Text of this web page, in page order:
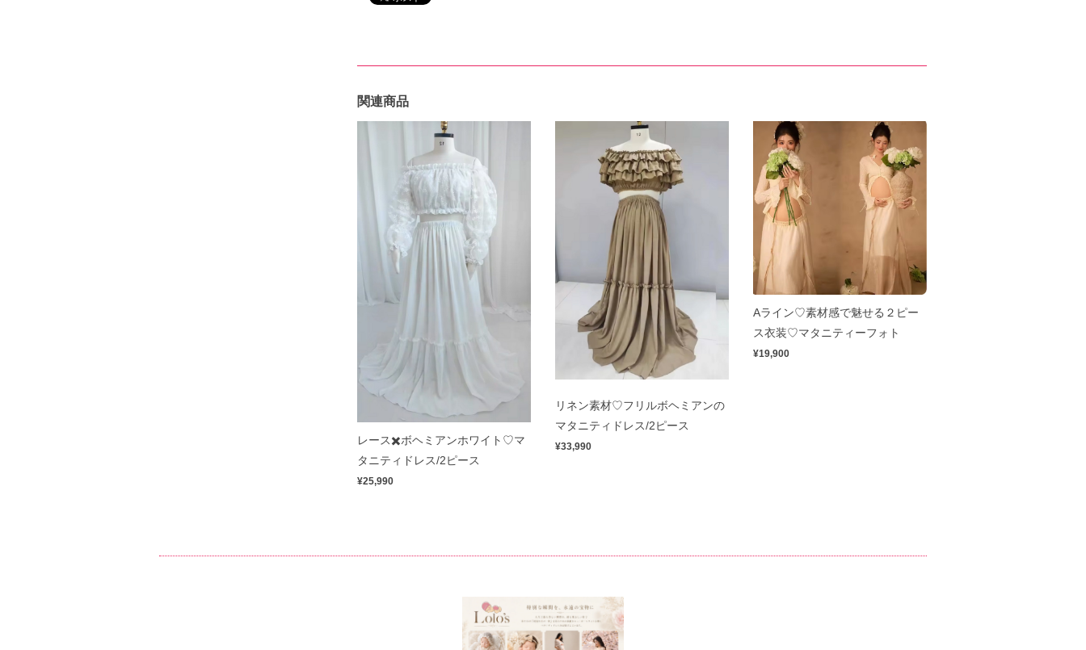
関連商品
レース✖️ボヘミアンホワイト♡マ
タニティドレス/2ピース
¥25,990
リネン素材♡フリルボヘミアンの
マタニティドレス/2ピース
¥33,990
Aライン♡素材感で魅せる２ピー
ス衣装♡マタニティーフォト
¥19,900